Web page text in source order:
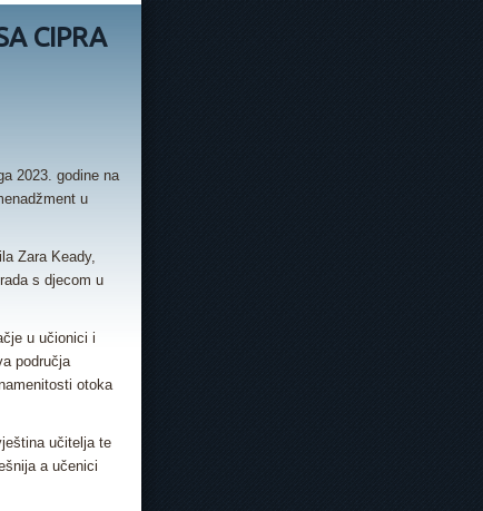
CIPRA
2023. godine na
u
Zara Keady,
s djecom u
u učionici i
područja
otoka
učitelja te
a učenici